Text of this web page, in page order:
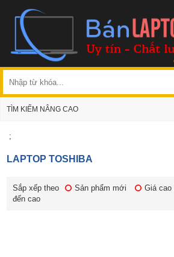
TÌM KIẾM NÂNG CAO
;
LAPTOP TOSHIBA
Sắp xếp theo Sản phẩm mới Giá cao
đến cao